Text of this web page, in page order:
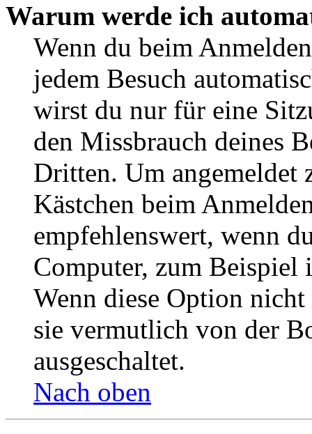
Warum werde ich
Wenn du beim
jedem Besuch
wirst du nur für eine
den Missbrauch deines
Dritten. Um angemeldet
Kästchen beim
empfehlenswert, wenn
Computer, zum Beispiel
Wenn diese Option
sie vermutlich von der
ausgeschaltet.
Nach oben